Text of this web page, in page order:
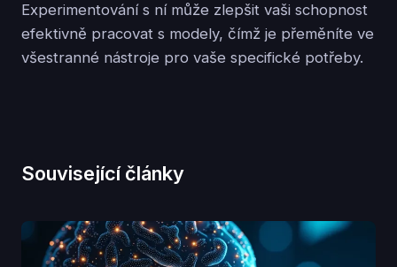
Experimentování s ní může zlepšit vaši schopnost
efektivně pracovat s modely, čímž je přeměníte ve
všestranné nástroje pro vaše specifické potřeby.
Související články